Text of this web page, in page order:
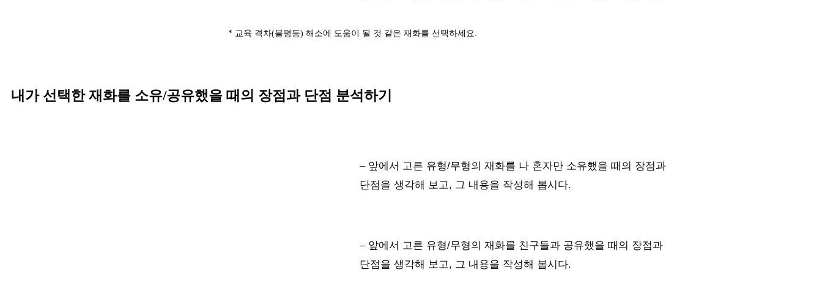
* 교육 격차(불평등) 해소에 도움이 될 것 같은 재화를 선택하세요.
내가 선택한 재화를 소유/공유했을 때의 장점과 단점 분석하기
– 앞에서 고른 유형/무형의 재화를 나 혼자만 소유했을 때의 장점과
단점을 생각해 보고, 그 내용을 작성해 봅시다.
– 앞에서 고른 유형/무형의 재화를 친구들과 공유했을 때의 장점과
단점을 생각해 보고, 그 내용을 작성해 봅시다.